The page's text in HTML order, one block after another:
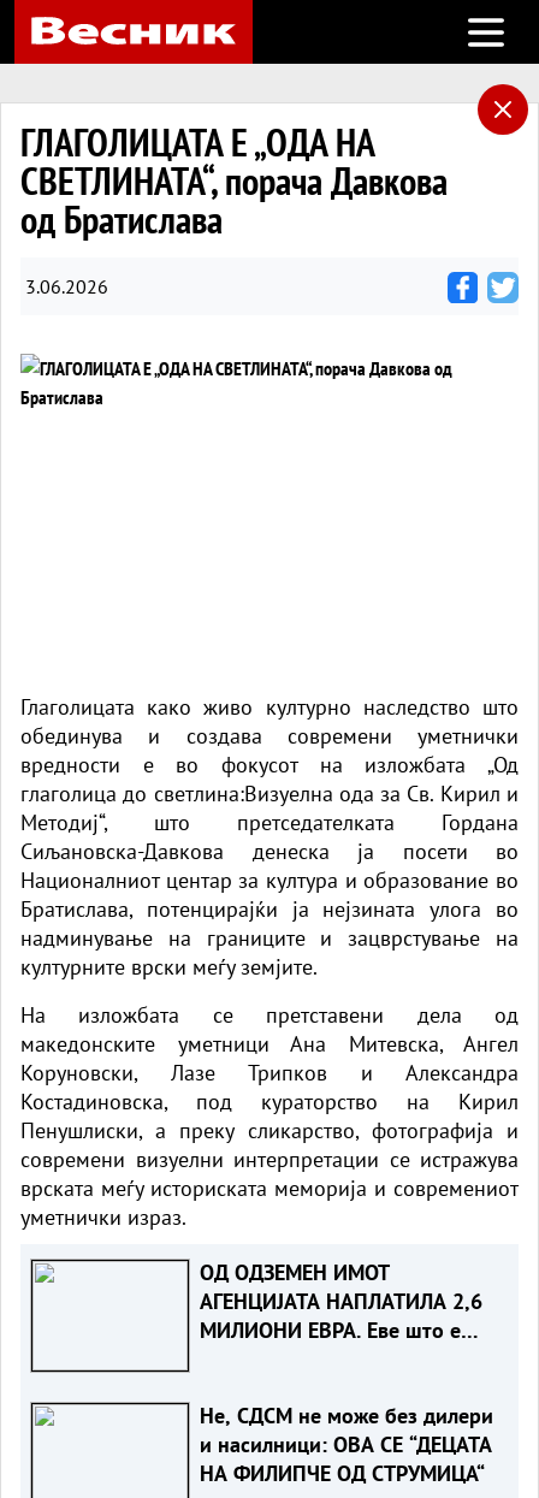
Open
ГЛАГОЛИЦАТА Е „ОДА НА
СВЕТЛИНАТА“, порача Давкова
од Братислава
3.06.2026
Глаголицата како живо културно наследство што
обединува и создава современи уметнички
вредности е во фокусот на изложбата „Од
глаголица до светлина:Визуелна ода за Св. Кирил и
Методиј“, што претседателката Гордана
Сиљановска-Давкова денеска ја посети во
Националниот центар за култура и образование во
Братислава, потенцирајќи ја нејзината улога во
надминување на границите и зацврстување на
културните врски меѓу земјите.
На изложбата се претставени дела од
македонските уметници Ана Митевска, Ангел
Коруновски, Лазе Трипков и Александра
Костадиновска, под кураторство на Кирил
Пенушлиски, а преку сликарство, фотографија и
современи визуелни интерпретации се истражува
врската меѓу историската меморија и современиот
уметнички израз.
ОД ОДЗЕМЕН ИМОТ
АГЕНЦИЈАТА НАПЛАТИЛА 2,6
МИЛИОНИ ЕВРА. Еве што е
Не, СДСМ не може без дилери
и насилници: ОВА СЕ “ДЕЦАТА
НА ФИЛИПЧЕ ОД СТРУМИЦА“